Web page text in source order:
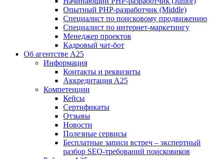
Опытный PHP-разработчик (Middle)
Специалист по поисковому продвижению
Специалист по интернет-маркетингу
Менеджер проектов
Кадровый чат-бот
Об агентстве А25
Информация
Контакты и реквизиты
Аккредитация А25
Компетенции
Кейсы
Сертификаты
Отзывы
Новости
Полезные сервисы
Бесплатные записи встреч – экспертный
разбор SEO-требований поисковиков